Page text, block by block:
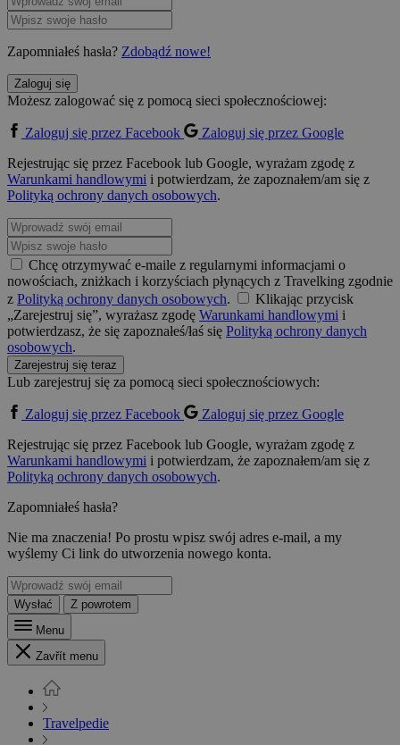
Zapomniałeś hasła? Zdobądź nowe!
Zaloguj się
Możesz zalogować się z pomocą sieci społecznościowej:
Zaloguj się przez Facebook
Zaloguj się przez Google
Rejestrując się przez Facebook lub Google, wyrażam zgodę z
Warunkami handlowymi i potwierdzam, że zapoznałem/am się z
Polityką ochrony danych osobowych.
Chcę otrzymywać e-maile z regularnymi informacjami o
nowościach, zniżkach i korzyściach płynących z Travelking zgodnie
z Polityką ochrony danych osobowych.
Klikając przycisk
„Zarejestruj się”, wyrażasz zgodę Warunkami handlowymi i
potwierdzasz, że się zapoznałeś/łaś się Polityką ochrony danych
osobowych.
Zarejestruj się teraz
Lub zarejestruj się za pomocą sieci społecznościowych:
Zaloguj się przez Facebook
Zaloguj się przez Google
Rejestrując się przez Facebook lub Google, wyrażam zgodę z
Warunkami handlowymi i potwierdzam, że zapoznałem/am się z
Polityką ochrony danych osobowych.
Zapomniałeś hasła?
Nie ma znaczenia! Po prostu wpisz swój adres e-mail, a my
wyślemy Ci link do utworzenia nowego konta.
Wysłać
Z powrotem
Menu
Zavřít menu
Travelpedie